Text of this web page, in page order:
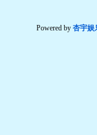
Powered by 杏宇娱